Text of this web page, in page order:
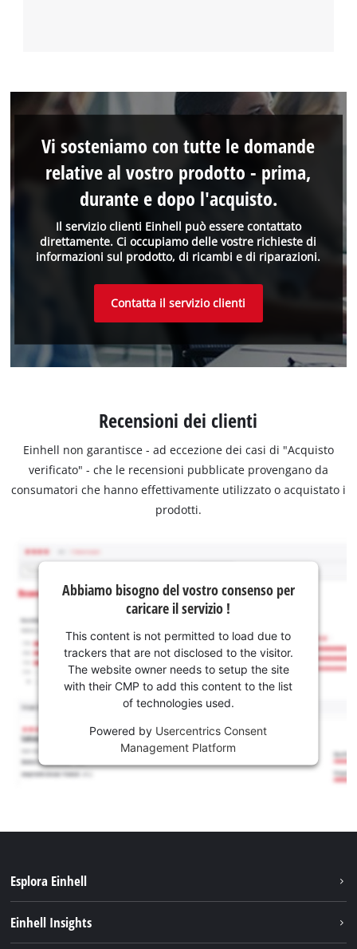
Il servizio clienti Einhell può essere contattato
direttamente. Ci occupiamo delle vostre richieste di
informazioni sul prodotto, di ricambi e di riparazioni.
Vi sosteniamo con tutte le domande
relative al vostro prodotto - prima,
durante e dopo l'acquisto.
Contatta il servizio clienti
Recensioni dei clienti
Einhell non garantisce - ad eccezione dei casi di "Acquisto
verificato" - che le recensioni pubblicate provengano da
consumatori che hanno effettivamente utilizzato o acquistato i
prodotti.
Abbiamo bisogno del vostro consenso per
caricare il servizio !
This content is not permitted to load due to
trackers that are not disclosed to the visitor.
The website owner needs to setup the site
with their CMP to add this content to the list
of technologies used.
Powered by Usercentrics Consent
Management Platform
Esplora Einhell
Einhell Insights